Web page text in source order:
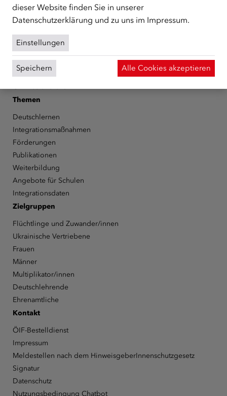
Über den ÖIF
Der Österreichische Integrationsfonds (ÖIF)
Organigramm
Presse
Informationen erhalten
Karriere
Themen
Deutschlernen
Integrationsmaßnahmen
Förderungen
Publikationen
Weiterbildung
Angebote für Schulen
Integrationsdaten
Zielgruppen
Flüchtlinge und Zuwander/innen
Ukrainische Vertriebene
Frauen
Männer
Multiplikator/innen
Deutschlehrende
Ehrenamtliche
Kontakt
ÖIF-Bestelldienst
Impressum
Meldestellen nach dem HinweisgeberInnenschutzgesetz
Signatur
Datenschutz
Nutzungsbedingung Chatbot
dieser Website finden Sie in unserer
Datenschutzerklärung und zu uns im Impressum.
Einstellungen
Speichern Alle Cookies akzeptieren